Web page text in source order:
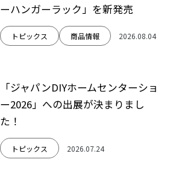
ーハンガーラック」を新発売
トピックス 商品情報 2026.08.04
「ジャパンDIYホームセンターショ
ー2026」への出展が決まりまし
た！
トピックス 2026.07.24